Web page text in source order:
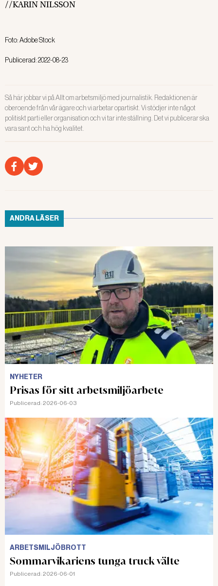
//KARIN NILSSON
Foto:Adobe Stock
Publicerad:2022-08-23
Så här jobbar vi på Allt om arbetsmiljö med journalistik. Redaktionen är
oberoende från vår ägare och vi arbetar opartiskt. Vi stödjer inte något
politiskt parti eller organisation och vi tar inte ställning. Det vi publicerar ska
vara sant och ha hög kvalitet.
ANDRA LÄSER
NYHETER
Prisas för sitt arbetsmiljöarbete
Publicerad: 2026-06-03
ARBETSMILJÖBROTT
Sommarvikariens tunga truck välte
Publicerad: 2026-06-01